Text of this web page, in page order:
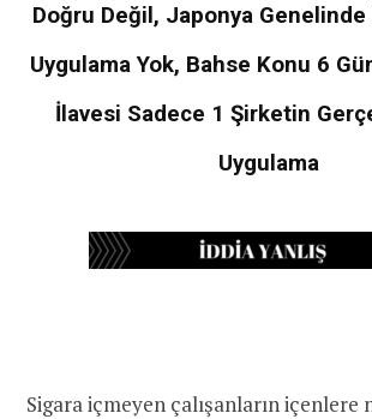
Doğru Değil, Japonya Genelinde
Uygulama Yok, Bahse Konu 6
İlavesi Sadece 1 Şirketin
Uygulama
Sigara içmeyen çalışanların içenlere